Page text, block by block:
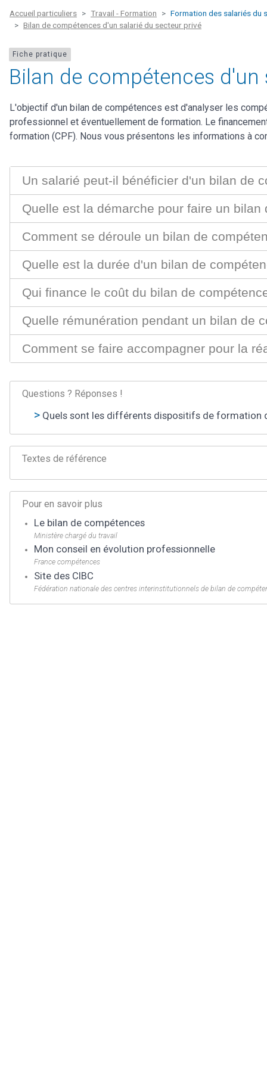
Accueil particuliers Travail - Formation
Formation des salariés du
Bilan de compétences d'un salarié du secteur privé
Fiche pratique
Bilan de compétences
L'objectif d'un bilan de compétences est d'analyser les
professionnel et éventuellement de formation. Le
formation (CPF). Nous vous présentons les informations à
Un salarié peut-il bénéficier d'un bilan de
Quelle est la démarche pour faire un bilan
Comment se déroule un bilan de
Quelle est la durée d'un bilan de
Qui finance le coût du bilan de
Quelle rémunération pendant un bilan de
Comment se faire accompagner pour la
Questions ? Réponses !
Quels sont les différents dispositifs de formation
Textes de référence
Pour en savoir plus
Le bilan de compétences
Ministère chargé du travail
Mon conseil en évolution professionnelle
France compétences
Site des CIBC
Fédération nationale des centres interinstitutionnels de bilan de